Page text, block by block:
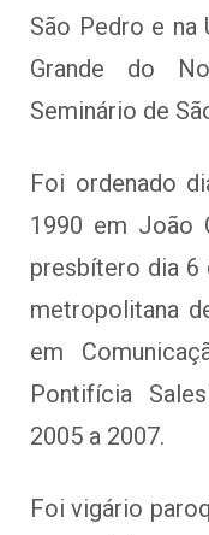
São Pedro e na
Grande do
Seminário de
Foi ordenado
1990 em João
presbítero dia 6
metropolitana
em
Pontifícia
2005 a 2007.
Foi vigário